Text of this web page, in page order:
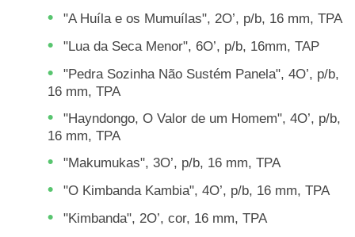
"A Huíla e os Mumuílas", 2O’, p/b, 16 mm, TPA
"Lua da Seca Menor", 6O’, p/b, 16mm, TAP
"Pedra Sozinha Não Sustém Panela", 4O’, p/b,
16 mm, TPA
"Hayndongo, O Valor de um Homem", 4O’, p/b,
16 mm, TPA
"Makumukas", 3O’, p/b, 16 mm, TPA
"O Kimbanda Kambia", 4O’, p/b, 16 mm, TPA
"Kimbanda", 2O’, cor, 16 mm, TPA